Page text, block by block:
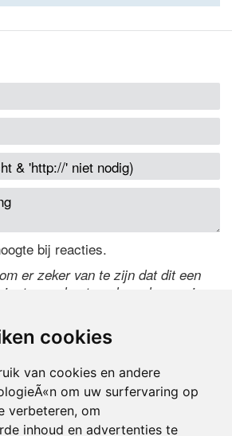
cookies
van cookies en andere
om uw surfervaring op
verbeteren, om
inhoud en advertenties te
bij reacties.
er zeker van te zijn dat dit een
typ onderstaande code over in